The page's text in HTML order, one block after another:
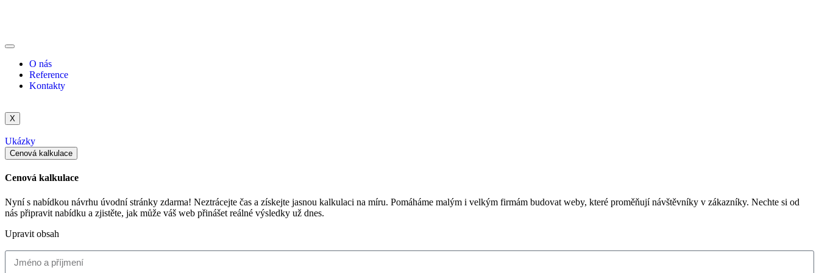
O nás
Reference
Kontakty
X
Ukázky
Cenová kalkulace
Cenová kalkulace
Nyní s nabídkou návrhu úvodní stránky zdarma! Neztrácejte čas a získejte jasnou kalkulaci na míru. Pomáháme malým i velkým firmám budovat weby, které proměňují návštěvníky v zákazníky. Nechte si od
nás připravit nabídku a zjistěte, jak může váš web přinášet reálné výsledky už dnes.
Upravit obsah